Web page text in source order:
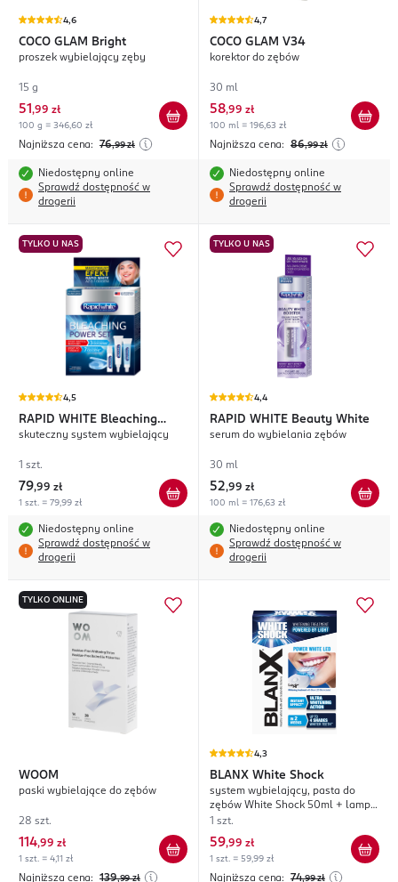
4,6
COCO GLAM Bright
proszek wybielający zęby
15 g
51 ,99 zł
100 g = 346,60 zł
Najniższa cena: 76,99 zł
Niedostępny online
Sprawdź dostępność w
drogerii
4,7
COCO GLAM V34
korektor do zębów
30 ml
58,99 zł
100 ml = 196,63 zł
Najniższa cena: 86,99 zł
Niedostępny online
Sprawdź dostępność w
drogerii
TYLKO U NAS
4,5
RAPID WHITE Bleaching
Power Set
skuteczny system wybielający
1 szt.
79,99 zł
1 szt. = 79,99 zł
Niedostępny online
Sprawdź dostępność w
drogerii
TYLKO U NAS
4,4
RAPID WHITE Beauty White
serum do wybielania zębów
30 ml
52,99 zł
100 ml = 176,63 zł
Niedostępny online
Sprawdź dostępność w
drogerii
TYLKO ONLINE
WOOM
paski wybielające do zębów
28 szt.
114,99 zł
1 szt. = 4,11 zł
Najniższa cena: 139,99 zł
4,3
BLANX White Shock
system wybielający, pasta do
zębów White Shock 50ml + lampa
Led Bite
1 szt.
59,99 zł
1 szt. = 59,99 zł
Najniższa cena: 74,99 zł